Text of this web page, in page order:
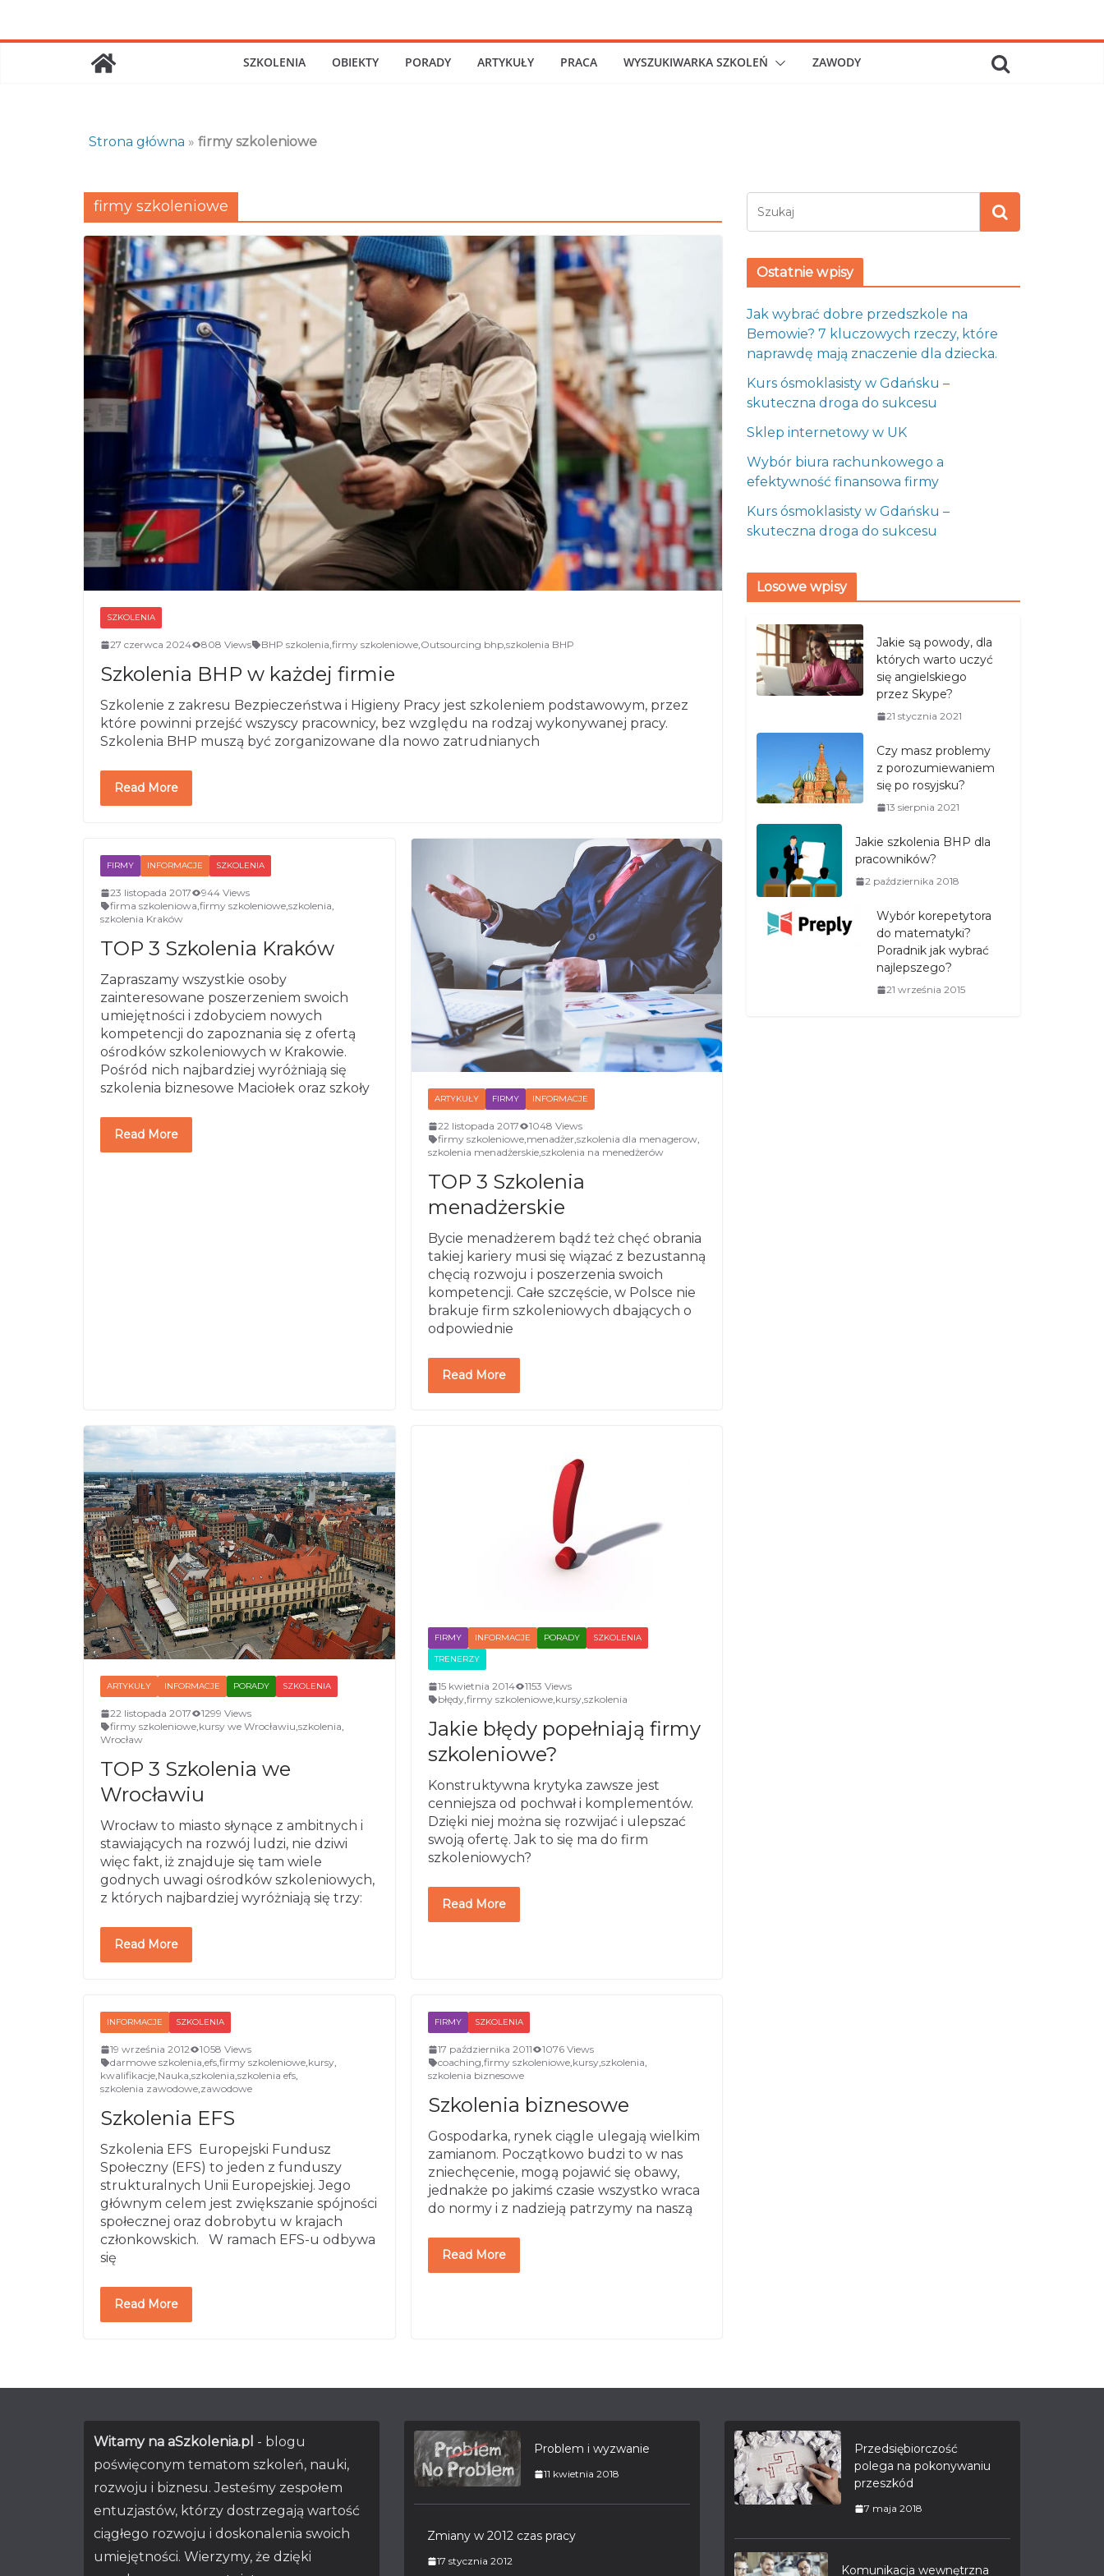
content
SZKOLENIA
OBIEKTY PORADY ARTYKUŁY PRACA WYSZUKIWARKA SZKOLEŃ ZAWODY
Strona główna » firmy szkoleniowe
firmy szkoleniowe
SZKOLENIA
27 czerwca 2024 808 Views BHP szkolenia,firmy szkoleniowe,Outsourcing bhp,szkolenia BHP
Szkolenia BHP w każdej firmie
Szkolenie z zakresu Bezpieczeństwa i Higieny Pracy jest szkoleniem podstawowym, przez
które powinni przejść wszyscy pracownicy, bez względu na rodzaj wykonywanej pracy.
Szkolenia BHP muszą być zorganizowane dla nowo zatrudnianych
Read More
FIRMY INFORMACJE SZKOLENIA
23 listopada 2017
944 Views
firma szkoleniowa,firmy szkoleniowe,szkolenia,
szkolenia Kraków
TOP 3 Szkolenia Kraków
Zapraszamy wszystkie osoby
zainteresowane poszerzeniem swoich
umiejętności i zdobyciem nowych
kompetencji do zapoznania się z ofertą
ośrodków szkoleniowych w Krakowie.
Pośród nich najbardziej wyróżniają się
szkolenia biznesowe Maciołek oraz szkoły
Read More
ARTYKUŁY FIRMY INFORMACJE
22 listopada 2017
1048 Views
firmy szkoleniowe,menadżer,szkolenia dla menagerow,
szkolenia menadżerskie,szkolenia na menedżerów
TOP 3 Szkolenia
menadżerskie
Bycie menadżerem bądź też chęć obrania
takiej kariery musi się wiązać z bezustanną
chęcią rozwoju i poszerzenia swoich
kompetencji. Całe szczęście, w Polsce nie
brakuje firm szkoleniowych dbających o
odpowiednie
Read More
ARTYKUŁY INFORMACJE PORADY SZKOLENIA
22 listopada 2017
1299 Views
firmy szkoleniowe kursy we Wrocławiu szkolenia
Wrocław
TOP 3 Szkolenia we
Wrocławiu
Wrocław to miasto słynące z ambitnych i
stawiających na rozwój ludzi, nie dziwi
więc fakt, iż znajduje się tam wiele
godnych uwagi ośrodków szkoleniowych,
z których najbardziej wyróżniają się trzy:
Read More
FIRMY INFORMACJE PORADY
SZKOLENIA
TRENERZY
15 kwietnia 2014
1153 Views
błędy,firmy szkoleniowe,kursy,szkolenia
Jakie błędy popełniają firmy
szkoleniowe?
Konstruktywna krytyka zawsze jest
cenniejsza od pochwał i komplementów.
Dzięki niej można się rozwijać i ulepszać
swoją ofertę. Jak to się ma do firm
szkoleniowych?
Read More
INFORMACJE SZKOLENIA
19 września 2012
1058 Views
darmowe szkolenia efs firmy szkoleniowe kursy
kwalifikacje Nauka szkolenia szkolenia efs
szkolenia zawodowe zawodowe
Szkolenia EFS
Szkolenia EFS Europejski Fundusz
Społeczny (EFS) to jeden z funduszy
strukturalnych Unii Europejskiej. Jego
głównym celem jest zwiększanie spójności
społecznej oraz dobrobytu w krajach
członkowskich. W ramach EFS-u odbywa
się
Read More
FIRMY SZKOLENIA
17 października 2011
1076 Views
coaching firmy szkoleniowe, kursy, szkolenia
szkolenia biznesowe
Szkolenia biznesowe
Gospodarka, rynek ciągle ulegają wielkim
zamianom. Początkowo budzi to w nas
zniechęcenie, mogą pojawić się obawy,
jednakże po jakimś czasie wszystko wraca
do normy i z nadzieją patrzymy na naszą
Read More
Ostatnie wpisy
Jak wybrać dobre przedszkole na
Bemowie? 7 kluczowych rzeczy, które
naprawdę mają znaczenie dla dziecka.
Kurs ósmoklasisty w Gdańsku –
skuteczna droga do sukcesu
Sklep internetowy w UK
Wybór biura rachunkowego a
efektywność finansowa firmy
Kurs ósmoklasisty w Gdańsku –
skuteczna droga do sukcesu
Losowe wpisy
Jakie są powody, dla
których warto uczyć
się angielskiego
przez Skype?
21 stycznia 2021
Czy masz problemy
z porozumiewaniem
się po rosyjsku?
13 sierpnia 2021
Jakie szkolenia BHP dla
pracowników?
2 października 2018
Wybór korepetytora
do matematyki?
Poradnik jak wybrać
najlepszego?
21 września 2015
Witamy na aSzkolenia.pl - blogu
poświęconym tematom szkoleń, nauki,
rozwoju i biznesu. Jesteśmy zespołem
entuzjastów, którzy dostrzegają wartość
ciągłego rozwoju i doskonalenia swoich
umiejętności. Wierzymy, że dzięki
Problem i wyzwanie
11 kwietnia 2018
Zmiany w 2012 czas pracy
17 stycznia 2012
Przedsiębiorczość
polega na pokonywaniu
przeszkód
7 maja 2018
Komunikacja wewnętrzna